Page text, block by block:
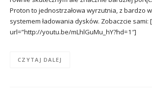
Proton to jednostrzałowa wyrzutnia, z bardzo
systemem ładowania dysków. Zobaczcie sami:
url=”http://youtu.be/mLhlGuMu_hY?hd=1″]
CZYTAJ DALEJ